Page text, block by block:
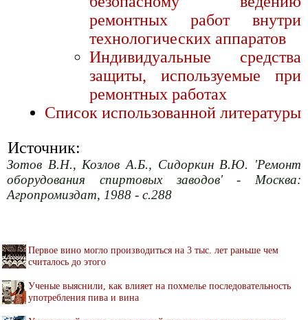
ремонтных работ внутри
технологических аппаратов
Индивидуальные средства
защиты, используемые при
ремонтных работах
Список использованной литературы
Источник:
Зотов В.Н., Козлов А.Б., Сидоркин В.Ю. 'Ремонт
оборудования спиртовых заводов' - Москва:
Агропромиздат, 1988 - с.288
Первое вино могло производиться на 3 тыс. лет раньше чем
считалось до этого
Ученые выяснили, как влияет на похмелье последовательность
употребления пива и вина